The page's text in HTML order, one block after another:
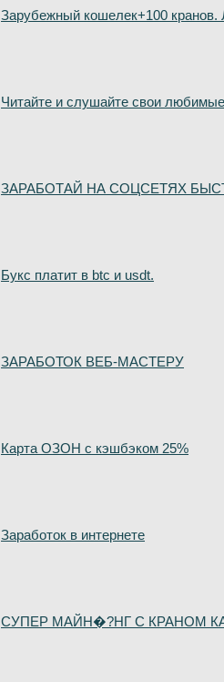
Зарубежный кошелек+100 кранов.
Читайте и слушайте свои любимые
ЗАРАБОТАЙ НА СОЦСЕТЯХ
Букс платит в btc и usdt.
ЗАРАБОТОК ВЕБ-МАСТЕРУ
Карта ОЗОН с кэшбэком 25%
Заработок в интернете
СУПЕР МАЙН�?НГ С КРАНОМ